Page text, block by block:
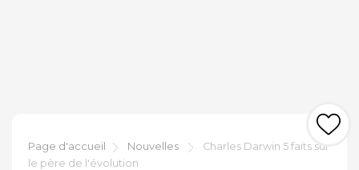
Page d'accueil Nouvelles
Charles Darwin 5 faits sur
le père de l'évolution